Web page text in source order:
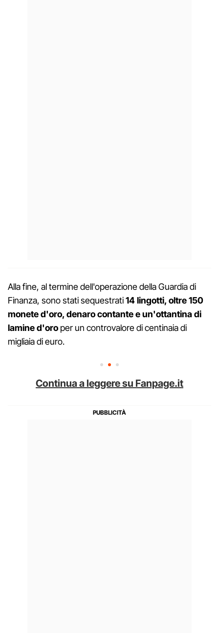
Alla fine, al termine dell'operazione della Guardia di
Finanza, sono stati sequestrati14 lingotti, oltre 150
monete d'oro, denaro contante e un'ottantina di
lamine d'oro per un controvalore di centinaia di
migliaia di euro.
Continua a leggere su Fanpage.it